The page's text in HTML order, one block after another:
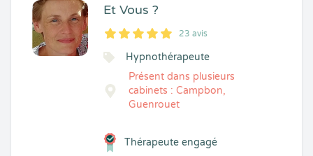
Et Vous ?
5
1
5
23 23 avis
Hypnothérapeute
Présent dans plusieurs
cabinets : Campbon,
Guenrouet
Thérapeute engagé